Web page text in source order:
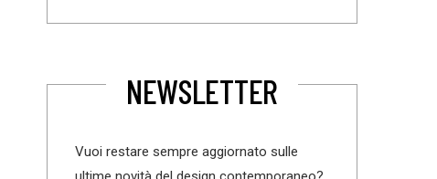
NEWSLETTER
Vuoi restare sempre aggiornato sulle